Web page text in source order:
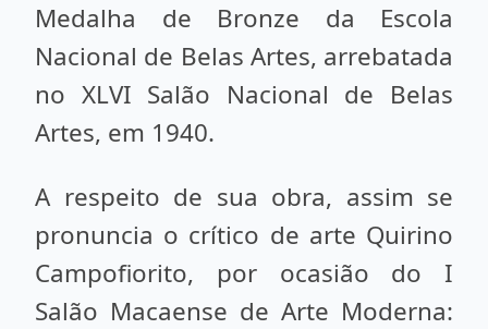
Medalha de Bronze da Escola
Nacional de Belas Artes, arrebatada
no XLVI Salão Nacional de Belas
Artes, em 1940.
A respeito de sua obra, assim se
pronuncia o crítico de arte Quirino
Campofiorito, por ocasião do I
Salão Macaense de Arte Moderna: